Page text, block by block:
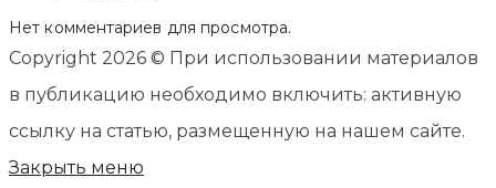
Нет комментариев для просмотра.
Copyright 2026 © При использовании материалов
в публикацию необходимо включить: активную
ссылку на статью, размещенную на нашем сайте.
Закрыть меню